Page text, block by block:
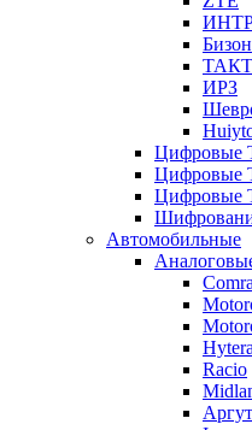
Бизон
ТАКТ
ИРЗ
Цифровые
Цифровые
Цифровые
Автомобильные
Hytera
Racio
Аргут